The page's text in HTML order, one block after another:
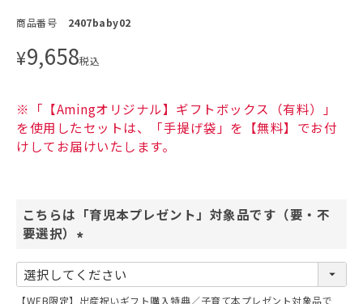
商品番号 2407baby02
¥9,658税込
※「【Amingオリジナル】ギフトボックス（有料）」
を使用したセットは、「手提げ袋」を【無料】でお付
けしてお届けいたします。
こちらは「育児本プレゼント」対象品です（要・不
要選択）
必
須
【WEB限定】出産祝いギフト購入特典／子育て本プレゼント対象品で